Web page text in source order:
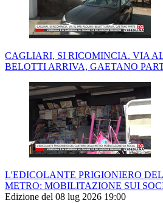
CAGLIARI, SI RICOMINCIA. VIA
BELOTTI ARRIVA, GAETANO
L'EDICOLANTE PRIGIONIERO
METRO: MOBILITAZIONE SUI
Edizione del 08 lug 2026 19:00